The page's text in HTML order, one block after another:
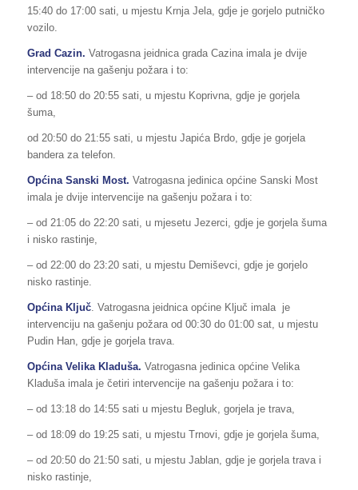
15:40 do 17:00 sati, u mjestu Krnja Jela, gdje je gorjelo putničko
vozilo.
Grad Cazin. Vatrogasna jeidnica grada Cazina imala je dvije
intervencije na gašenju požara i to:
– od 18:50 do 20:55 sati, u mjestu Koprivna, gdje je gorjela
šuma,
od 20:50 do 21:55 sati, u mjestu Japića Brdo, gdje je gorjela
bandera za telefon.
Općina Sanski Most. Vatrogasna jedinica općine Sanski Most
imala je dvije intervencije na gašenju požara i to:
– od 21:05 do 22:20 sati, u mjesetu Jezerci, gdje je gorjela šuma
i nisko rastinje,
– od 22:00 do 23:20 sati, u mjestu Demiševci, gdje je gorjelo
nisko rastinje.
Općina Ključ. Vatrogasna jeidnica općine Ključ imala je
intervenciju na gašenju požara od 00:30 do 01:00 sat, u mjestu
Pudin Han, gdje je gorjela trava.
Općina Velika Kladuša. Vatrogasna jedinica općine Velika
Kladuša imala je četiri intervencije na gašenju požara i to:
– od 13:18 do 14:55 sati u mjestu Begluk, gorjela je trava,
– od 18:09 do 19:25 sati, u mjestu Trnovi, gdje je gorjela šuma,
– od 20:50 do 21:50 sati, u mjestu Jablan, gdje je gorjela trava i
nisko rastinje,